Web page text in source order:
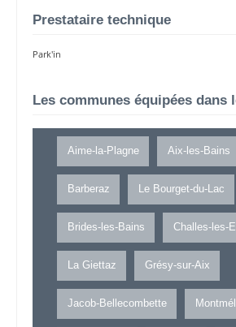
Prestataire technique
Park'in
Les communes équipées dans
Aime-la-Plagne Aix-les-Bains
Barberaz Le Bourget-du-Lac
Brides-les-Bains Challes-les-
La Giettaz Grésy-sur-Aix
Jacob-Bellecombette